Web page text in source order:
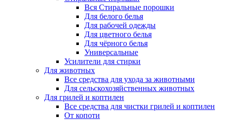
Вся Стиральные порошки
Для белого белья
Для рабочей одежды
Для цветного белья
Для чёрного белья
Универсальные
Усилители для стирки
Для животных
Все средства для ухода за животными
Для сельскохозяйственных животных
Для грилей и коптилен
Все средства для чистки грилей и коптилен
От копоти